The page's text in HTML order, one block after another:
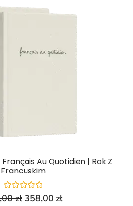
Au Quotidien | Rok Z
Francuskim
Oceniono
0
zł 358,00 zł